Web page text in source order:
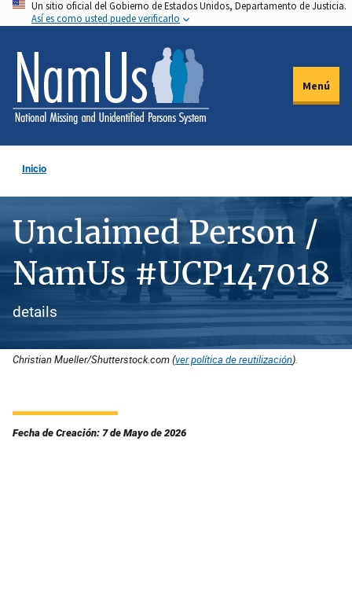
Pasar
al
contenido
principal
Un sitio oficial del Gobierno de Estados Unidos, Departamento de Justicia.
Así es como usted puede verificarlo
Menú
Inicio
Unclaimed Person /
NamUs #UCP147018
details
Christian Mueller/Shutterstock.com (ver política de reutilización).
Fecha de Creación: 7 de Mayo de 2026